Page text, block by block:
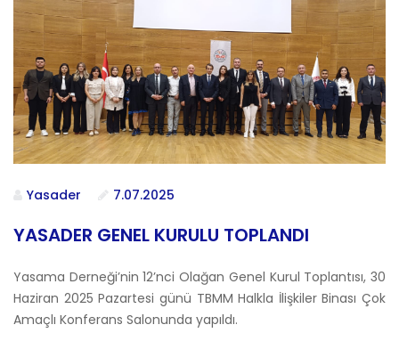
Yasader 7.07.2025
YASADER GENEL KURULU TOPLANDI
Yasama Derneği’nin 12’nci Olağan Genel Kurul Toplantısı, 30
Haziran 2025 Pazartesi günü TBMM Halkla İlişkiler Binası Çok
Amaçlı Konferans Salonunda yapıldı.